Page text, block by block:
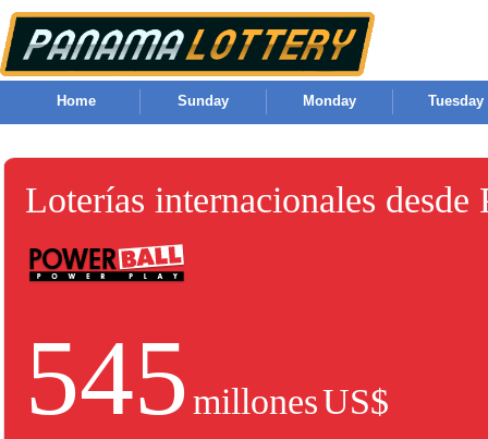
Home Sunday Monday Tuesday
Loterías internacionales desde
545 millonesUS$